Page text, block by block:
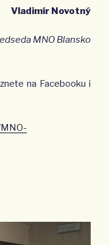
Vladimír Novotný
MNO Blansko
na Facebooku i